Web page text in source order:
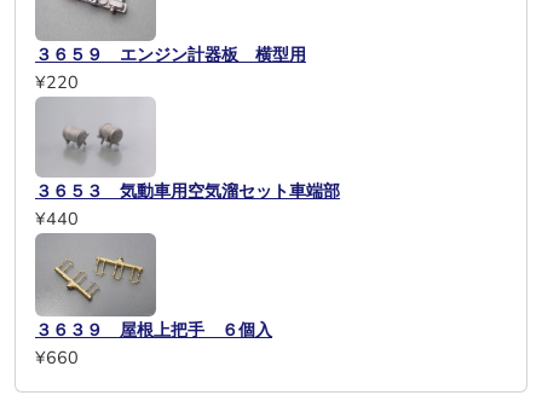
３６５９ エンジン計器板 横型用
¥220
３６５３ 気動車用空気溜セット車端部
¥440
３６３９ 屋根上把手 ６個入
¥660